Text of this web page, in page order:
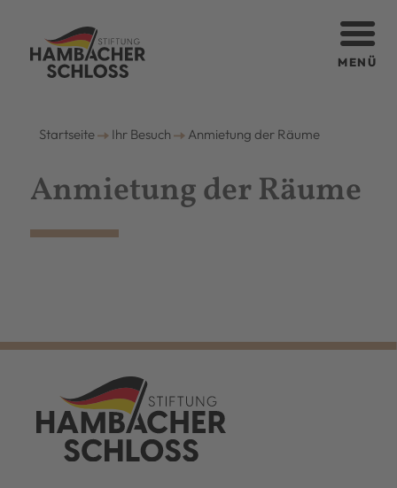
Startseite Ihr Besuch Anmietung der Räume
Anmietung der Räume
MENÜ